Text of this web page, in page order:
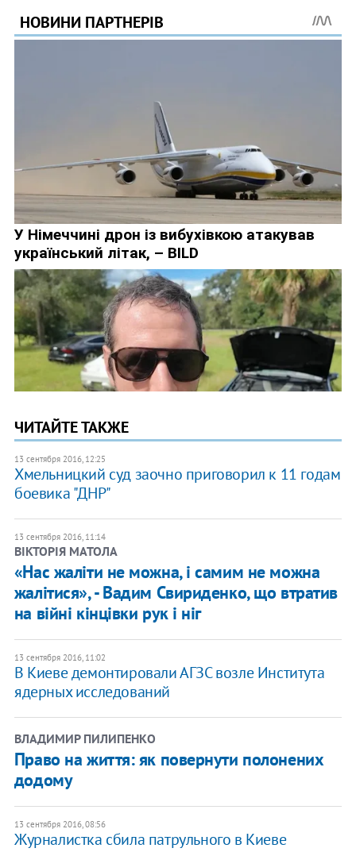
ЧИТАЙТЕ ТАКЖЕ
13 сентября 2016, 12:25
Хмельницкий суд заочно приговорил к 11 годам
боевика "ДНР"
13 сентября 2016, 11:14
ВІКТОРІЯ МАТОЛА
«Нас жаліти не можна, і самим не можна
жалітися», - Вадим Свириденко, що втратив
на війні кінцівки рук і ніг
13 сентября 2016, 11:02
В Киеве демонтировали АГЗС возле Института
ядерных исследований
ВЛАДИМИР ПИЛИПЕНКО
Право на життя: як повернути полонених
додому
13 сентября 2016, 08:56
Журналистка сбила патрульного в Киеве